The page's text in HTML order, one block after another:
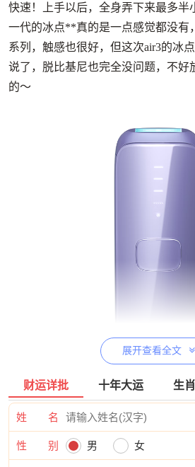
快速！上手以后，全身弄下来最多半
一代的冰点**真的是一点感觉都没有
系列，触感也很好，但这次air3的冰
说了，脱比基尼也完全没问题，不好
的～
UlikeUI06价格参考：
Ulike脱毛仪蓝宝石冰点强脉冲光女
展开查看全文
财运详批 十年大运 生
姓 名
性 别 男 女